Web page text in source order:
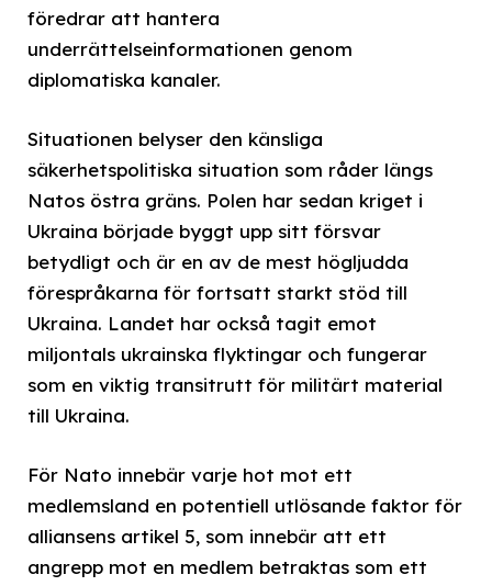
föredrar att hantera
underrättelseinformationen genom
diplomatiska kanaler.
Situationen belyser den känsliga
säkerhetspolitiska situation som råder längs
Natos östra gräns. Polen har sedan kriget i
Ukraina började byggt upp sitt försvar
betydligt och är en av de mest högljudda
förespråkarna för fortsatt starkt stöd till
Ukraina. Landet har också tagit emot
miljontals ukrainska flyktingar och fungerar
som en viktig transitrutt för militärt material
till Ukraina.
För Nato innebär varje hot mot ett
medlemsland en potentiell utlösande faktor för
alliansens artikel 5, som innebär att ett
angrepp mot en medlem betraktas som ett